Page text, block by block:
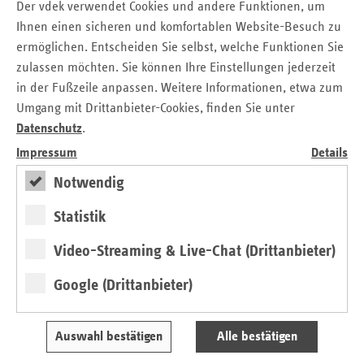
Der vdek verwendet Cookies und andere Funktionen, um
Ihnen einen sicheren und komfortablen Website-Besuch zu
ermöglichen. Entscheiden Sie selbst, welche Funktionen Sie
zulassen möchten. Sie können Ihre Einstellungen jederzeit
in der Fußzeile anpassen. Weitere Informationen, etwa zum
Umgang mit Drittanbieter-Cookies, finden Sie unter
Datenschutz.
Impressum
Details
Notwendig
Statistik
Video-Streaming & Live-Chat (Drittanbieter)
Google (Drittanbieter)
Auswahl bestätigen Alle bestätigen
den Fokus genommen hat, gehörten unter anderem die
Unterstützung der Digitalisierung, die Steigerung der
Masern-Impfquote und die Verbesserung der (digitalen)
Gesundheitskompetenz.
Seit 2021 ist das - über mehrere Jahre angelegte -
Schwerpunktthema die "Verbesserung der psychischen
Gesundheit und psychiatrischen und psychotherapeutischen
Versorgung von Kindern und Jugendlichen" in Hamburg.
Dazu wurde unter Mitwirkung der Ersatzkassen ein
Strategie- und Maßnahmenpapier
Aus Sicht der Ersatzkassen ist es sinnvoll, dass alle
zusammenkommen, um über Problemlösungen zu beraten.
Das Bundesland hat beispielsweise mehr niedergelassene
Ärztinnen und Ärzte und Krankenhausbetten je Einwohner
als die meisten anderen Bundesländer. Vor diesem
Hintergrund sind alle Vorschläge, die dazu führen, dass
diese wertvollen Ressourcen besser genutzt werden, ein